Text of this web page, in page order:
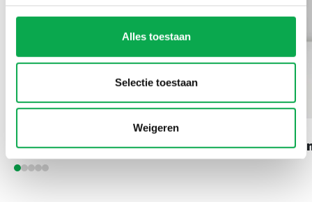
Alles toestaan
Selectie toestaan
Weigeren
Bamboe Caramel